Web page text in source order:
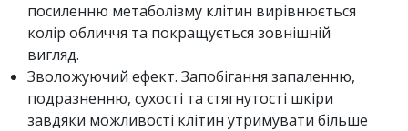
посиленню метаболізму клітин вирівнюється
колір обличчя та покращується зовнішній
вигляд.
Зволожуючий ефект. Запобігання запаленню,
подразненню, сухості та стягнутості шкіри
завдяки можливості клітин утримувати більше